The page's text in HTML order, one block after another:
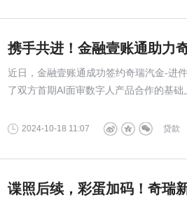
携手共进！金融壹账通助力
近日，金融壹账通成功签约奇瑞汽金-进
了双方首期AI面审数字人产品合作的基
2024-10-18 11:07 贷款
谍照后续，彩蛋加码！奇瑞